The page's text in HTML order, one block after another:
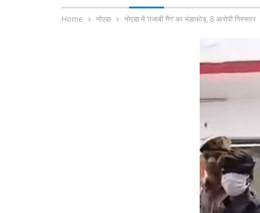
Home नोएडा नोएडा में ‘पंजाबी गैंग’ का भंडाफोड़, 8 आरोपी गिरफ्तार